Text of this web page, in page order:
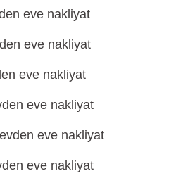
eve nakliyat
eve nakliyat
eve nakliyat
eve nakliyat
eve nakliyat
eve nakliyat